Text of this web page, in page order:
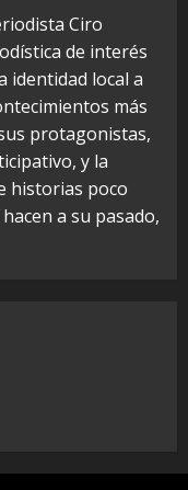
Ciro
de interés
identidad local a
más
protagonistas,
y la
historias poco
a su pasado,